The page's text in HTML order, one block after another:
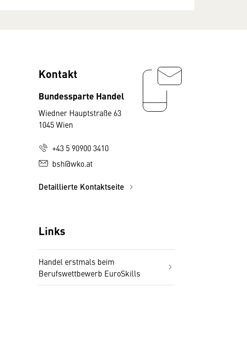
Kontakt
Bundessparte Handel
Wiedner Hauptstraße 63
1045 Wien
+43 5 90900 3410
bsh@wko.at
Detaillierte Kontaktseite
Links
Handel erstmals beim
Berufswettbewerb EuroSkills